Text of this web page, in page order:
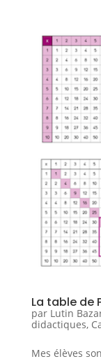
La table de
par Lutin
didactiques,
Mes élèves